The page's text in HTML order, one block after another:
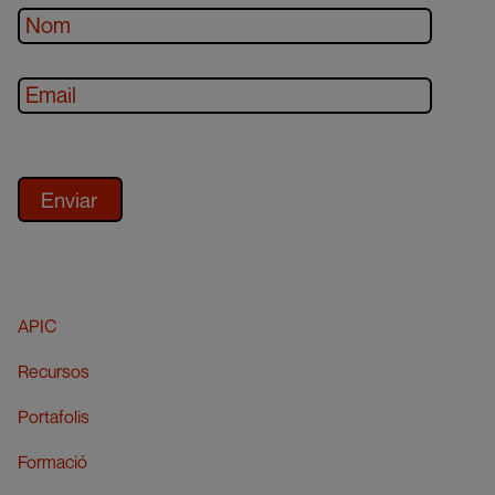
APIC
Recursos
Portafolis
Formació